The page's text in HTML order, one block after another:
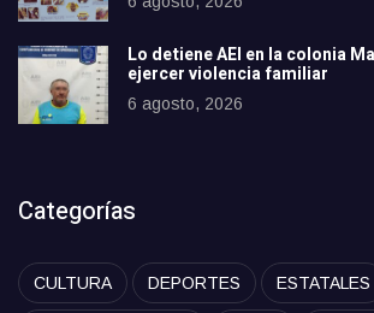
Lo detiene AEI en la colonia
ejercer violencia familiar
6 agosto, 2026
Categorías
CULTURA DEPORTES ESTATALES